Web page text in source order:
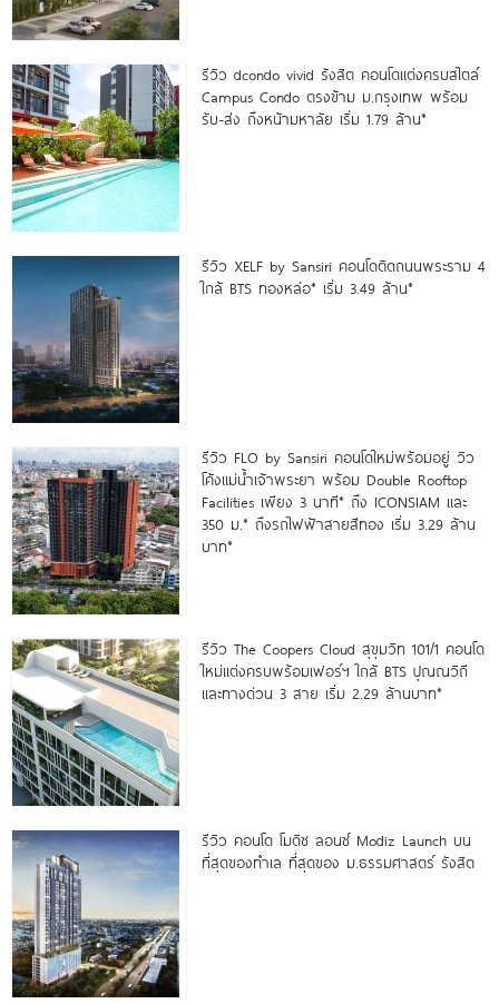
รีวิว dcondo vivid รังสิต คอนโดแต่งครบสไตล์
Campus Condo ตรงข้าม ม.กรุงเทพ พร้อม
รับ-ส่ง ถึงหน้ามหาลัย เริ่ม 1.79 ล้าน*
รีวิว XELF by Sansiri คอนโดติดถนนพระราม 4
ใกล้ BTS ทองหล่อ* เริ่ม 3.49 ล้าน*
รีวิว FLO by Sansiri คอนโดใหม่พร้อมอยู่ วิว
โค้งแม่น้ำเจ้าพระยา พร้อม Double Rooftop
Facilities เพียง 3 นาที* ถึง ICONSIAM และ
350 ม.* ถึงรถไฟฟ้าสายสีทอง เริ่ม 3.29 ล้าน
บาท*
รีวิว The Coopers Cloud สุขุมวิท 101/1 คอนโด
ใหม่แต่งครบพร้อมเฟอร์ฯ ใกล้ BTS ปุณณวิถี
และทางด่วน 3 สาย เริ่ม 2.29 ล้านบาท*
รีวิว คอนโด โมดิซ ลอนซ์ Modiz Launch บน
ที่สุดของทำเล ที่สุดของ ม.ธรรมศาสตร์ รังสิต